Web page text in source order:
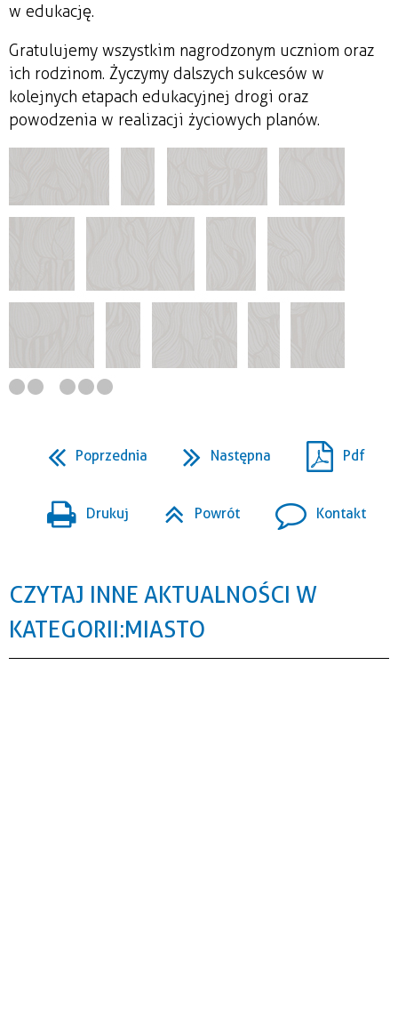
w edukację.
Gratulujemy wszystkim nagrodzonym uczniom oraz
ich rodzinom. Życzymy dalszych sukcesów w
kolejnych etapach edukacyjnej drogi oraz
powodzenia w realizacji życiowych planów.
Poprzednia Następna Pdf
Drukuj Powrót Kontakt
CZYTAJ INNE AKTUALNOŚCI W
KATEGORII: MIASTO